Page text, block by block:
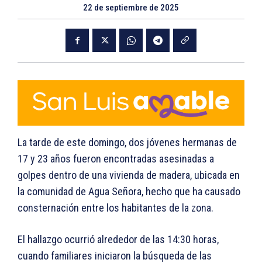
22 de septiembre de 2025
La tarde de este domingo, dos jóvenes hermanas de
17 y 23 años fueron encontradas asesinadas a
golpes dentro de una vivienda de madera, ubicada en
la comunidad de Agua Señora, hecho que ha causado
consternación entre los habitantes de la zona.
El hallazgo ocurrió alrededor de las 14:30 horas,
cuando familiares iniciaron la búsqueda de las